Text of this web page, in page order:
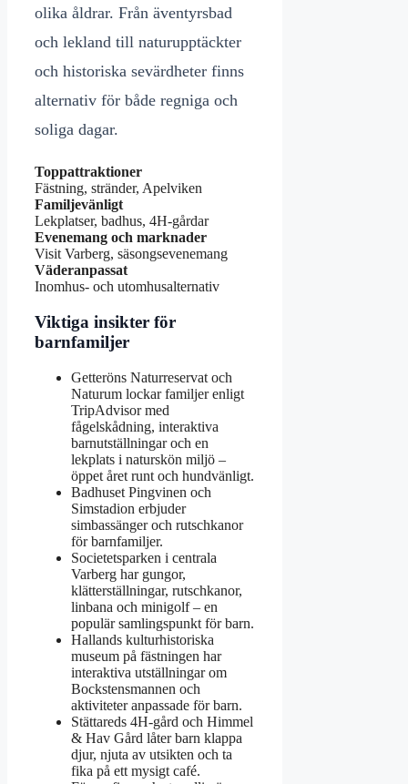
olika åldrar. Från äventyrsbad
och lekland till naturupptäckter
och historiska sevärdheter finns
alternativ för både regniga och
soliga dagar.
Toppattraktioner
Fästning, stränder, Apelviken
Familjevänligt
Lekplatser, badhus, 4H-gårdar
Evenemang och marknader
Visit Varberg, säsongsevenemang
Väderanpassat
Inomhus- och utomhusalternativ
Viktiga insikter för
barnfamiljer
Getteröns Naturreservat och
Naturum lockar familjer enligt
TripAdvisor med
fågelskådning, interaktiva
barnutställningar och en
lekplats i naturskön miljö –
öppet året runt och hundvänligt.
Badhuset Pingvinen och
Simstadion erbjuder
simbassänger och rutschkanor
för barnfamiljer.
Societetsparken i centrala
Varberg har gungor,
klätterställningar, rutschkanor,
linbana och minigolf – en
populär samlingspunkt för barn.
Hallands kulturhistoriska
museum på fästningen har
interaktiva utställningar om
Bockstensmannen och
aktiviteter anpassade för barn.
Stättareds 4H-gård och Himmel
& Hav Gård låter barn klappa
djur, njuta av utsikten och ta
fika på ett mysigt café.